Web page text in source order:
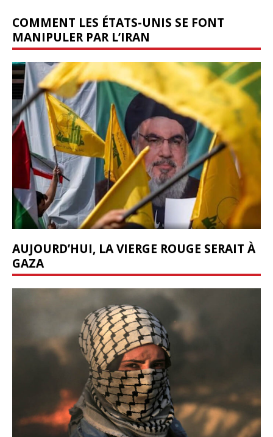
COMMENT LES ÉTATS-UNIS SE FONT
MANIPULER PAR L’IRAN
AUJOURD’HUI, LA VIERGE ROUGE SERAIT À
GAZA